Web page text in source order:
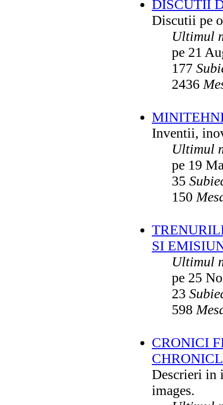
DISCUTII
Discutii pe
Ultimul
pe 21
177
2436
Inventii,
Ultimul
pe 19
35
150
SI
Ultimul
pe 25
23
598
CRONICI
Descrieri in
images.